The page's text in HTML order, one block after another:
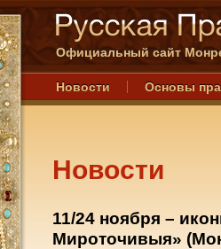
Официальный сайт
Новости Основы
Новости
11/24 ноября –
Мироточивыя»